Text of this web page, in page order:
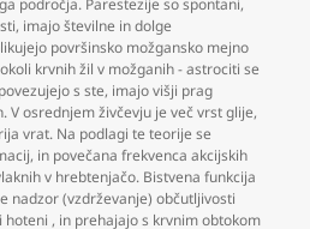
področja. Parestezije so spontani,
, imajo številne in dolge
površinsko možgansko mejno
krvnih žil v možganih - astrociti se
s ste, imajo višji prag
V osrednjem živčevju je več vrst glije,
vrat. Na podlagi te teorije se
, in povečana frekvenca akcijskih
v hrebtenjačo. Bistvena funkcija
nadzor (vzdrževanje) občutljivosti
hoteni , in prehajajo s krvnim obtokom